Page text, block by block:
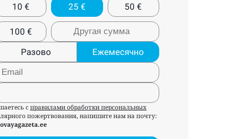
10 € 25 € 50 €
100 €
Разово
Ежемесячно
справилами обработки персональных
пожертвования, напишите нам на почту: